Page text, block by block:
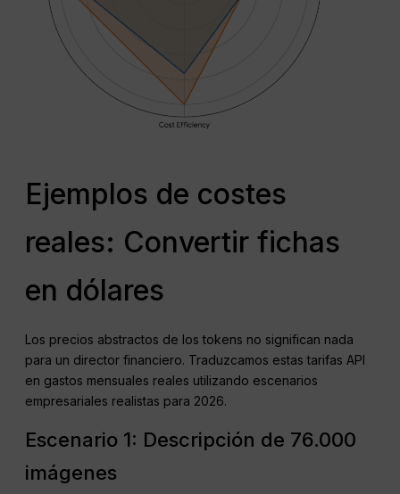
Ejemplos de costes
reales: Convertir fichas
en dólares
Los precios abstractos de los tokens no significan nada
para un director financiero. Traduzcamos estas tarifas API
en gastos mensuales reales utilizando escenarios
empresariales realistas para 2026.
Escenario 1: Descripción de 76.000
imágenes